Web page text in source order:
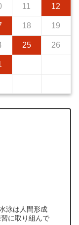
11 12
18 19
25 26
泳は人間形成
に取り組んで